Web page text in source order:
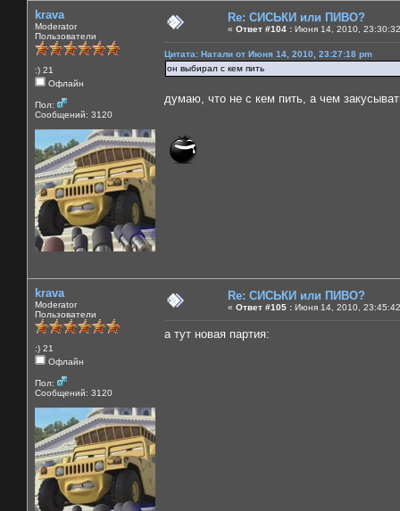
krava
Moderator
Пользователи
:) 21
Офлайн
Пол:
Сообщений: 3120
Re: СИСЬКИ или ПИВО?
« Ответ #104 : Июня 14, 2010,
Цитата: Натали от Июня 14, 2010, 23:27:18 pm
он выбирал с кем пить
думаю, что не с кем пить, а чем
krava
Moderator
Пользователи
:) 21
Офлайн
Пол:
Сообщений: 3120
Re: СИСЬКИ или ПИВО?
« Ответ #105 : Июня 14, 2010,
а тут новая партия: